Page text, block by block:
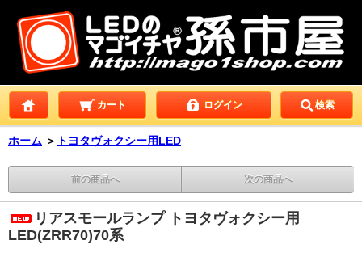
カート ログイン 検索
ホーム ＞ トヨタヴォクシー用LED
前の商品へ 次の商品へ
リアスモールランプ トヨタヴォクシー用
LED(ZRR70)70系